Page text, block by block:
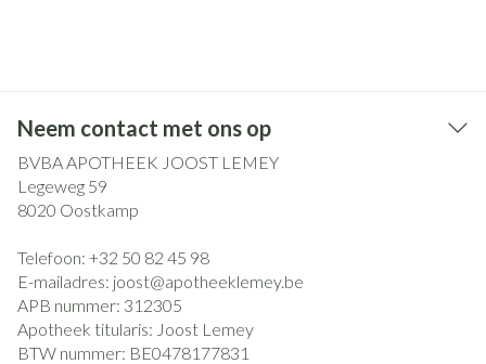
Neem contact met ons op
BVBA APOTHEEK JOOST LEMEY
Legeweg 59
8020 Oostkamp
Telefoon: +32 50 82 45 98
E-mailadres: joost@apotheeklemey.be
APB nummer: 312305
Apotheek titularis: Joost Lemey
BTW nummer: BE0478177831